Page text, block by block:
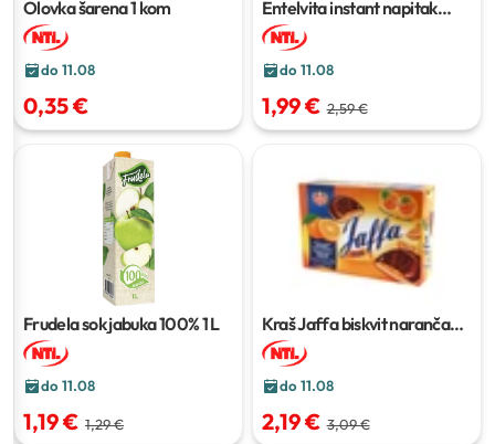
Olovka šarena1 kom
do 11.08
0,35 €
Entelvita instant napitak
500 g
do 11.08
1,99 € 2,59 €
Frudela sok jabuka 100%1 L
do 11.08
1,19 € 1,29 €
Kraš Jaffa biskvit naranča
250 g
do 11.08
2,19 € 3,09 €